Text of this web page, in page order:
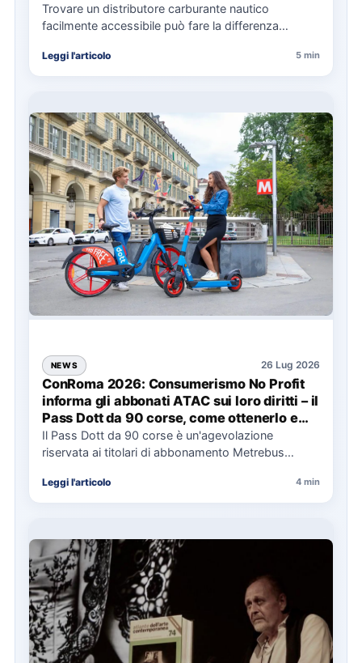
Trovare un distributore carburante nautico
facilmente accessibile può fare la differenza
soprattutto…
Leggi l'articolo 5 min
NEWS 26 Lug 2026
ConRoma 2026: Consumerismo No Profit
informa gli abbonati ATAC sui loro diritti – il
Pass Dott da 90 corse, come ottenerlo e
cosa spetta in caso di disservizi
Il Pass Dott da 90 corse è un'agevolazione
riservata ai titolari di abbonamento Metrebus
Leggi l'articolo 4 min